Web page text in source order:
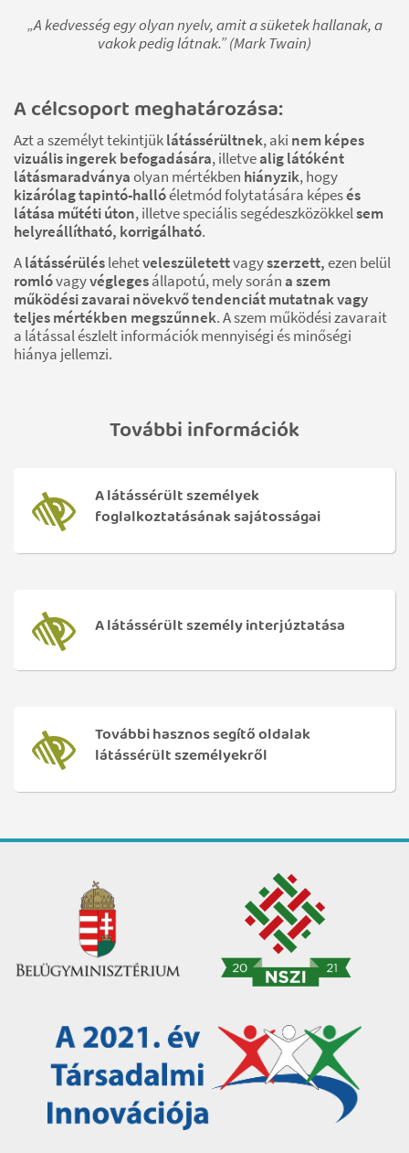
„A kedvesség egy olyan nyelv, amit a süketek hallanak, a
vakok pedig látnak.” (Mark Twain)
A célcsoport meghatározása:
Azt a személyt tekintjüklátássérültnek, aki nem képes
vizuális ingerek befogadására, illetvealig látóként
látásmaradványaolyan mértékben hiányzik, hogy
kizárólag tapintó-hallóéletmód folytatására képesés
látása műtéti úton, illetve speciális segédeszközökkelsem
helyreállítható, korrigálható.
Alátássérüléslehetveleszületettvagyszerzett,ezen belül
romlóvagyvéglegesállapotú, mely sorána szem
működési zavarai növekvő tendenciát mutatnak vagy
teljes mértékben megszűnnek. A szem működési zavarait
a látással észlelt információk mennyiségi és minőségi
hiánya jellemzi.
További információk
A látássérült személyek
foglalkoztatásának sajátosságai
A látássérült személy interjúztatása
További hasznos segítő oldalak
látássérült személyekről